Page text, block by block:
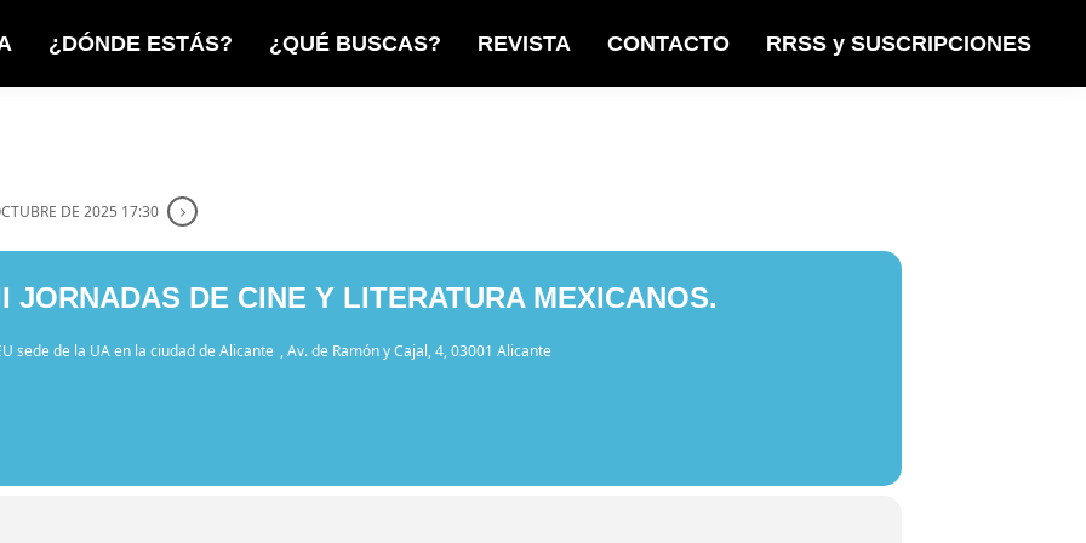
¿DÓNDE ESTÁS? ¿QUÉ BUSCAS? REVISTA CONTACTO RRSS y SUSCRIPCIONES
DE 2025 17:30
JORNADAS DE CINE Y LITERATURA MEXICANOS.
sede de la UA en la ciudad de Alicante , Av. de Ramón y Cajal, 4, 03001 Alicante